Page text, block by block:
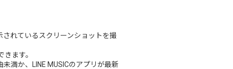
されているスクリーンショットを撮
ます。
満か、LINE MUSICのアプリが最新